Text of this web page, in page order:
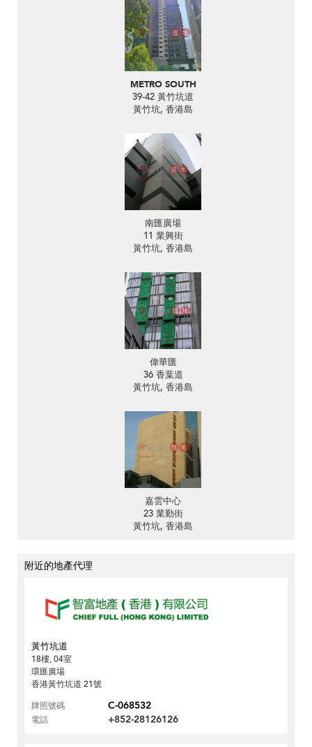
METRO SOUTH
39-42 黃竹坑道
黃竹坑, 香港島
南匯廣場
11 業興街
黃竹坑, 香港島
偉華匯
36 香葉道
黃竹坑, 香港島
嘉雲中心
23 業勤街
黃竹坑, 香港島
附近的地產代理
黃竹坑道
18樓, 04室
環匯廣場
香港黃竹坑道 21號
牌照號碼
C-068532
電話 +852-28126126